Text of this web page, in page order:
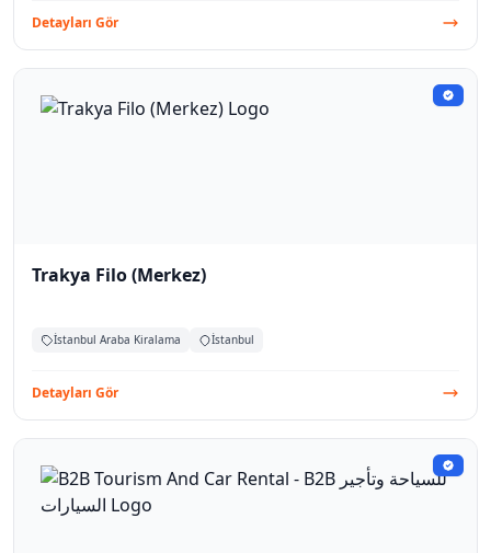
Detayları Gör
Trakya Filo (Merkez)
İstanbul Araba Kiralama İstanbul
Detayları Gör